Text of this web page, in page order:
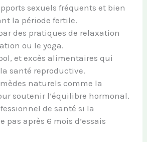
sexuels fréquents et bien
la période fertile.
des pratiques de relaxation
ou le yoga.
et excès alimentaires qui
santé reproductive.
naturels comme la
soutenir l’équilibre hormonal.
de santé si la
pas après 6 mois d’essais